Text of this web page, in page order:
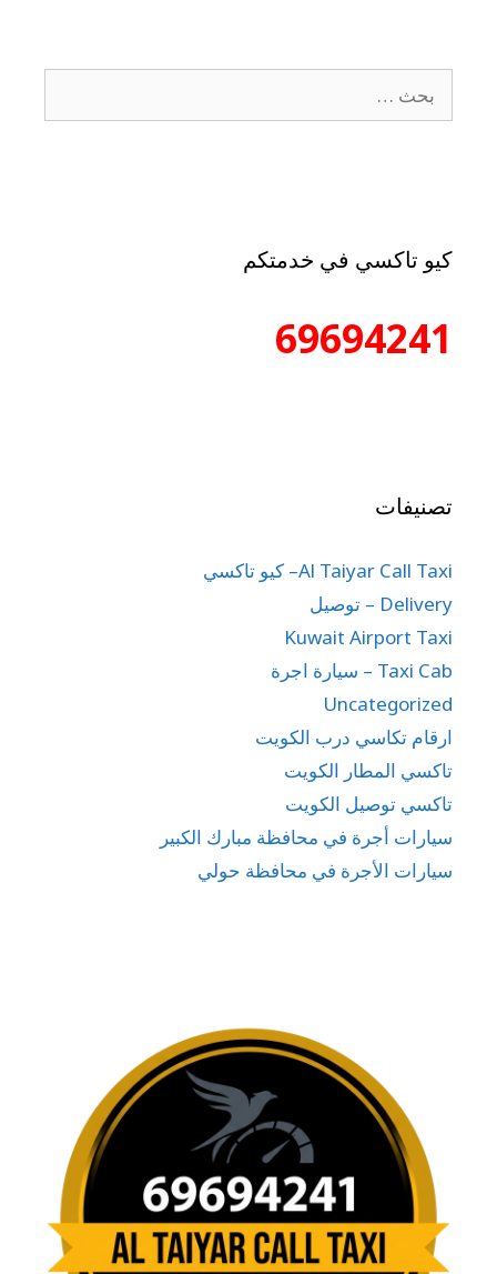
كيو تاكسي في خدمتكم
69694241
تصنيفات
Al Taiyar Call Taxi– كيو تاكسي
Delivery – توصيل
Kuwait Airport Taxi
Taxi Cab – سيارة اجرة
Uncategorized
ارقام تكاسي درب الكويت
تاكسي المطار الكويت
تاكسي توصيل الكويت
سيارات أجرة في محافظة مبارك الكبير
سيارات الأجرة في محافظة حولي